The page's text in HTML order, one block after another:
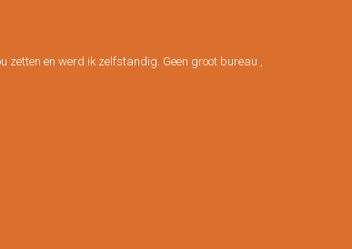
en werd ik zelfstandig. Geen groot bureau ,